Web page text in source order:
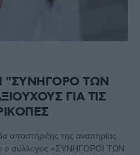
"ΣΥΝΗΓΟΡΟ ΤΩΝ
ΓΙΑ ΤΙΣ
υποστήριξης της αναπηρίας
σύλλογος «ΣΥΝΗΓΟΡΟΙ ΤΩΝ